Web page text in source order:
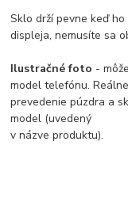
Sklo drží pevne keď
displeja, nemusíte sa
Ilustračné foto -
model telefónu. Reálne
prevedenie púzdra a
model (uvedený
v názve produktu).